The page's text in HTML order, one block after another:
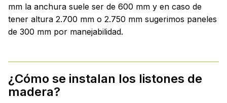
mm la anchura suele ser de 600 mm y en caso de
tener altura 2.700 mm o 2.750 mm sugerimos paneles
de 300 mm por manejabilidad.
¿Cómo se instalan los listones de
madera?